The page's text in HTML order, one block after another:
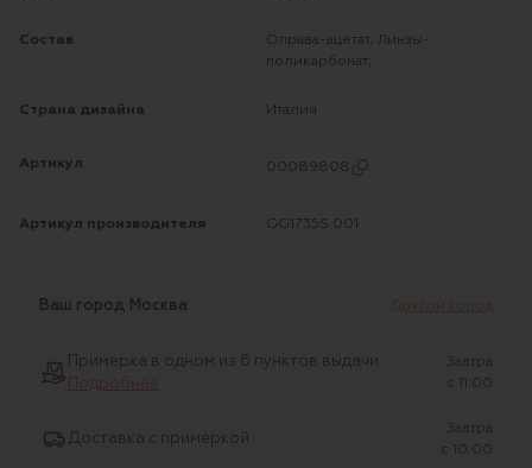
Состав
Оправа-ацетат; Линзы-
поликарбонат;
Страна дизайна Италия
Артикул 00089808
Артикул производителя GG1735S 001
Ваш город Москва Другой город
Примерка в одном из 6 пунктов выдачи
Подробнее
Завтра
c 11:00
Доставка с примеркой
Завтра
c 10:00